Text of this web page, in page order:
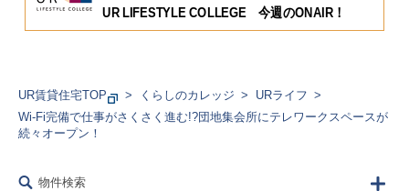
UR LIFESTYLE COLLEGE 今週のONAIR！
UR賃貸住宅TOP くらしのカレッジ
URライフ
Wi-Fi完備で仕事がさくさく進む!?団地集会所にテレワークスペースが
続々オープン！
物件検索